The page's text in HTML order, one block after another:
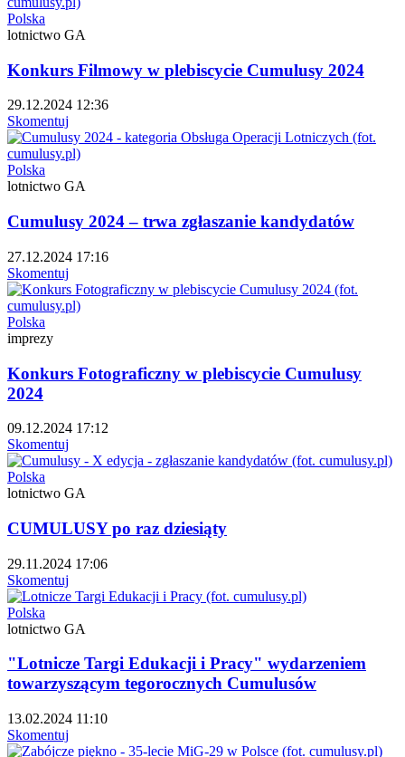
Polska
lotnictwo GA
Konkurs Filmowy w plebiscycie Cumulusy 2024
29.12.2024 12:36
Skomentuj
Polska
lotnictwo GA
Cumulusy 2024 – trwa zgłaszanie kandydatów
27.12.2024 17:16
Skomentuj
Polska
imprezy
Konkurs Fotograficzny w plebiscycie Cumulusy
2024
09.12.2024 17:12
Skomentuj
Polska
lotnictwo GA
CUMULUSY po raz dziesiąty
29.11.2024 17:06
Skomentuj
Polska
lotnictwo GA
"Lotnicze Targi Edukacji i Pracy" wydarzeniem
towarzyszącym tegorocznych Cumulusów
13.02.2024 11:10
Skomentuj